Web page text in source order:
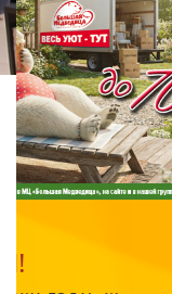
Скидки